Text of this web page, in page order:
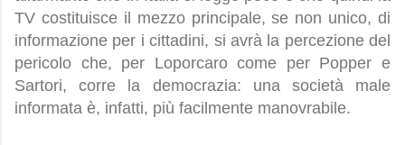
TV costituisce il mezzo principale, se non unico, di
informazione per i cittadini, si avrà la percezione del
pericolo che, per Loporcaro come per Popper e
Sartori, corre la democrazia: una società male
informata è, infatti, più facilmente manovrabile.